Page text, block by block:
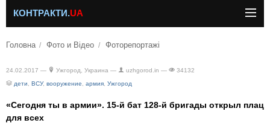
КОНТРАКТИ.UA
Головна Фото и Відео Фоторепортажі
24.02.2017 — Ужгород, Украина — uzhgorod.in —
34132
дети
ВСУ, вооружение армия Ужгород
«Сегодня ты в армии». 15-й бат 128-й бригады открыл плац
для всех